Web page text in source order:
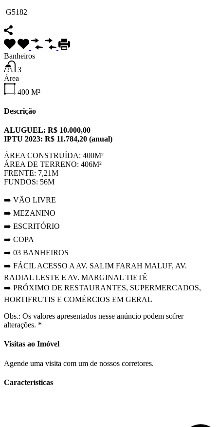
G5182
Banheiros
3
Área
400 M²
Descrição
ALUGUEL: R$ 10.000,00
IPTU 2023: R$ 11.784,20 (anual)
ÁREA CONSTRUÍDA: 400M²
ÁREA DE TERRENO: 406M²
FRENTE: 7,21M
FUNDOS: 56M
➡️ VÃO LIVRE
➡️ MEZANINO
➡️ ESCRITÓRIO
➡️ COPA
➡️ 03 BANHEIROS
➡️ FÁCIL ACESSO A AV. SALIM FARAH MALUF, AV.
RADIAL LESTE E AV. MARGINAL TIETÊ
➡️ PRÓXIMO DE RESTAURANTES, SUPERMERCADOS,
HORTIFRUTIS E COMÉRCIOS EM GERAL
Obs.: Os valores apresentados nesse anúncio podem sofrer
alterações. *
Visitas ao Imóvel
Agende uma visita com um de nossos corretores.
Características